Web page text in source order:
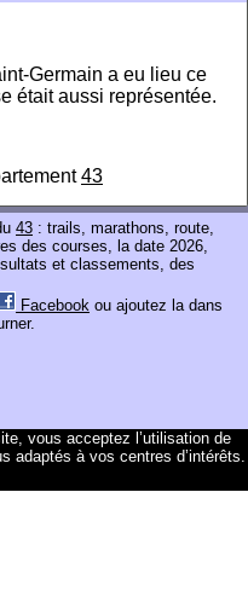
Germain a eu lieu ce
était aussi représentée.
43
43 : trails, marathons, route,
des courses, la date 2026,
et classements, des
Facebook ou ajoutez la dans
vous acceptez l’utilisation de
adaptés à vos centres d’intérêts.